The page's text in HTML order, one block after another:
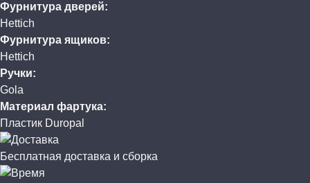
Фурнитура дверей:
Hettich
Фурнитура ящиков:
Hettich
Ручки:
Gola
Материал фартука:
Пластик Duropal
Бесплатная доставка и сборка